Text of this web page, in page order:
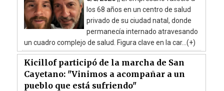
los 68 años en un centro de salud
privado de su ciudad natal, donde
permanecía internado atravesando
un cuadro complejo de salud. Figura clave en la car...(+)
Kicillof participó de la marcha de San
Cayetano: "Vinimos a acompañar a un
pueblo que está sufriendo"